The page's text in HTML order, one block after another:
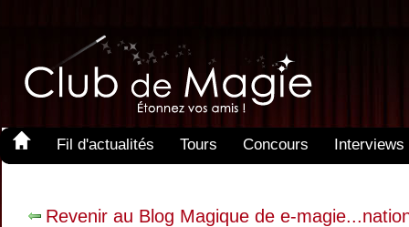
Fil d'actualités Tours Concours Interviews
Revenir au Blog Magique de e-